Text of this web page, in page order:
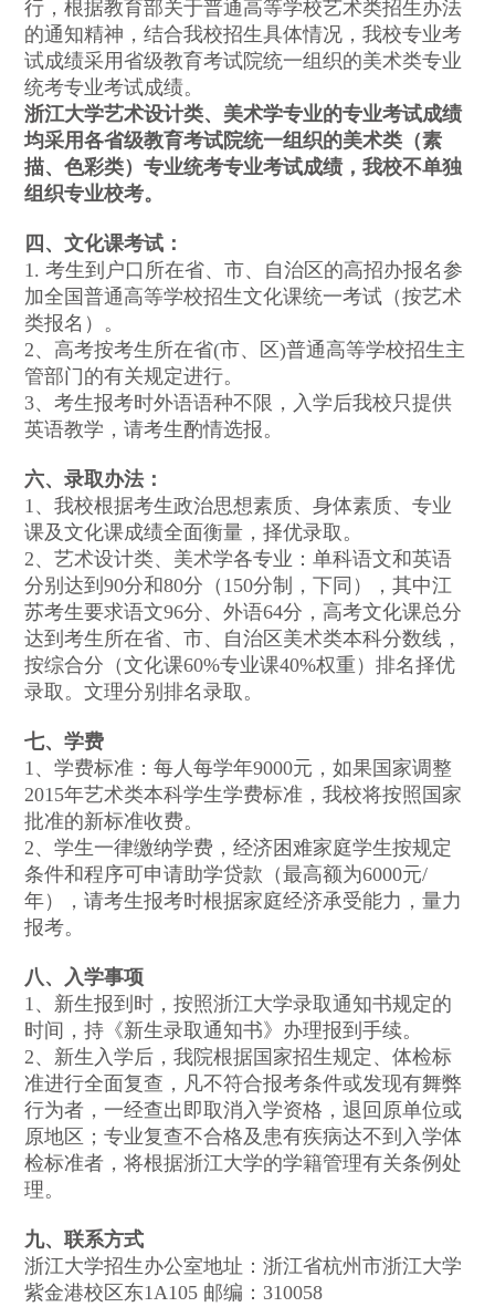
行，根据教育部关于普通高等学校艺术类招生办法
的通知精神，结合我校招生具体情况，我校专业考
试成绩采用省级教育考试院统一组织的美术类专业
统考专业考试成绩。
浙江大学艺术设计类、美术学专业的专业考试成绩
均采用各省级教育考试院统一组织的美术类（素
描、色彩类）专业统考专业考试成绩，我校不单独
组织专业校考。
四、文化课考试：
1. 考生到户口所在省、市、自治区的高招办报名参
加全国普通高等学校招生文化课统一考试（按艺术
类报名）。
2、高考按考生所在省(市、区)普通高等学校招生主
管部门的有关规定进行。
3、考生报考时外语语种不限，入学后我校只提供
英语教学，请考生酌情选报。
六、录取办法：
1、我校根据考生政治思想素质、身体素质、专业
课及文化课成绩全面衡量，择优录取。
2、艺术设计类、美术学各专业：单科语文和英语
分别达到90分和80分（150分制，下同），其中江
苏考生要求语文96分、外语64分，高考文化课总分
达到考生所在省、市、自治区美术类本科分数线，
按综合分（文化课60%专业课40%权重）排名择优
录取。文理分别排名录取。
七、学费
1、学费标准：每人每学年9000元，如果国家调整
2015年艺术类本科学生学费标准，我校将按照国家
批准的新标准收费。
2、学生一律缴纳学费，经济困难家庭学生按规定
条件和程序可申请助学贷款（最高额为6000元/
年），请考生报考时根据家庭经济承受能力，量力
报考。
八、入学事项
1、新生报到时，按照浙江大学录取通知书规定的
时间，持《新生录取通知书》办理报到手续。
2、新生入学后，我院根据国家招生规定、体检标
准进行全面复查，凡不符合报考条件或发现有舞弊
行为者，一经查出即取消入学资格，退回原单位或
原地区；专业复查不合格及患有疾病达不到入学体
检标准者，将根据浙江大学的学籍管理有关条例处
理。
九、联系方式
浙江大学招生办公室地址：浙江省杭州市浙江大学
紫金港校区东1A105 邮编：310058